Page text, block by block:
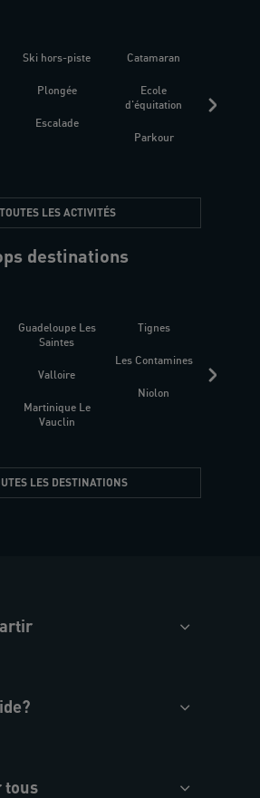
Ski hors-piste
Plongée
Escalade
Catamaran
Ecole
d'équitation
Parkour
TOUTES LES ACTIVITÉS
destinations
Guadeloupe Les
Saintes
Valloire
Martinique Le
Vauclin
Tignes
Les Contamines
Niolon
LES DESTINATIONS
tous